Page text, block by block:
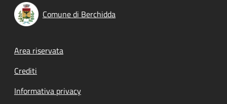
Comune di Berchidda
Footer menu
Area riservata
Crediti
Informativa privacy